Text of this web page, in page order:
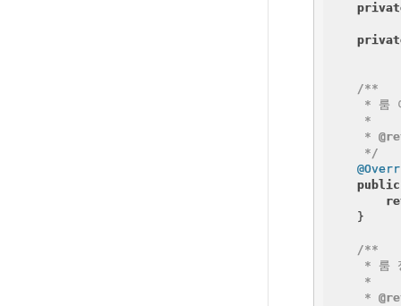
/**
* 룸
     *
     *
     */
public
    }
/**
* 룸
     *
     *